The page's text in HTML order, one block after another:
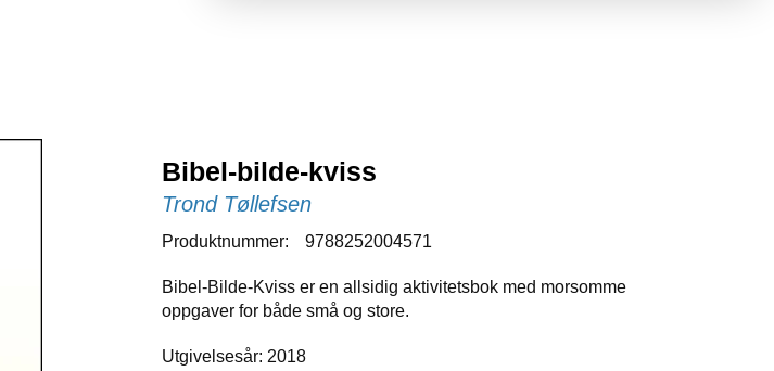
Bibel-bilde-kviss
Trond Tøllefsen
Produktnummer: 9788252004571
Bibel-Bilde-Kviss er en allsidig aktivitetsbok med morsomme
oppgaver for både små og store.
Utgivelsesår: 2018